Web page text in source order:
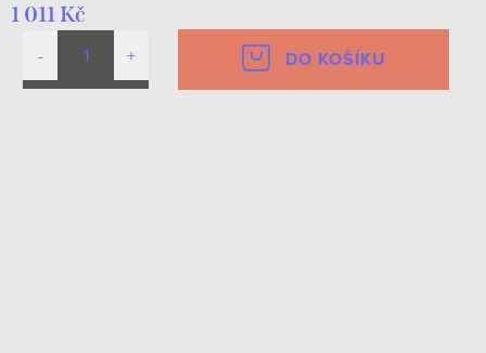
1 011 Kč
DO KOŠÍKU